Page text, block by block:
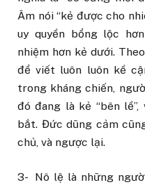
Âm nói “kẻ được cho
uy quyền bổng lộc
nhiệm hơn kẻ dưới.
để viết luôn luôn kề
trong kháng chiến,
đó đang là kẻ “bên
bắt. Đức dũng cảm
chủ, và ngược lại.
3- Nô lệ là những